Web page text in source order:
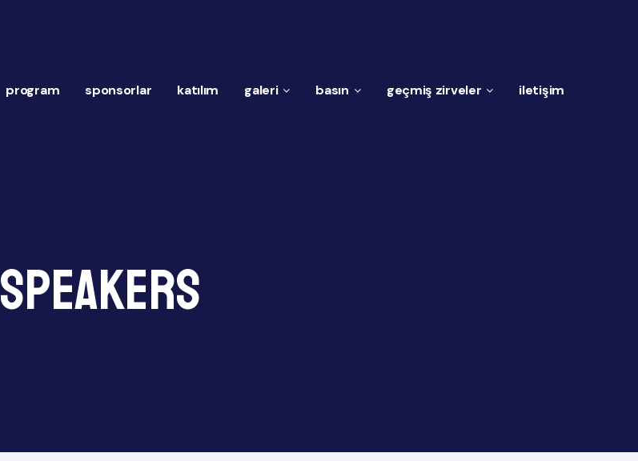
program sponsorlar katılım galeri basın geçmiş zirveler i̇letişim
Speakers